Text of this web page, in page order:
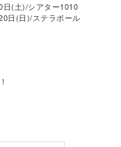
日(土)/シアター1010
ステラボール